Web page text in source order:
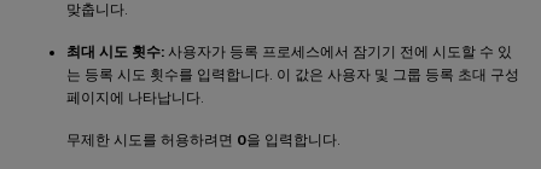
맞춥니다.
최대 시도 횟수: 사용자가 등록 프로세스에서 잠기기 전에 시도할 수 있
는 등록 시도 횟수를 입력합니다. 이 값은 사용자 및 그룹 등록 초대 구성
페이지에 나타납니다.
무제한 시도를 허용하려면 0을 입력합니다.